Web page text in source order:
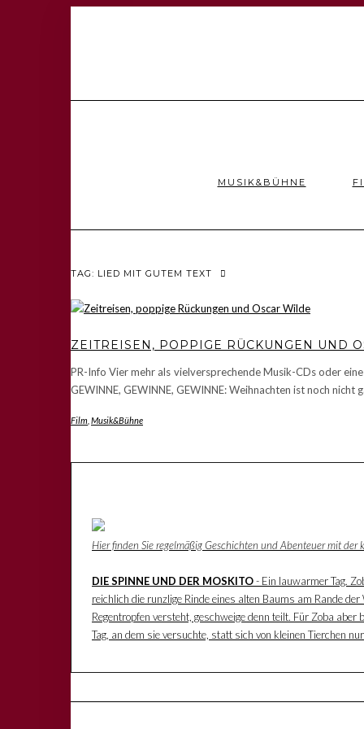
MUSIK&BÜHNE
TAG: LIED MIT GUTEM TEXT
ZEITREISEN, POPPIGE RÜCKUNGEN UND
PR-Info Vier mehr als vielversprechende Musik-CDs oder
GEWINNE, GEWINNE, GEWINNE: Weihnachten ist noch
Film Musik&Bühne
Hier finden Sie regelmäßig Geschichten und Abenteuer mit
DIE SPINNE UND DER MOSKITO- Ein lauwarmer Tag.
reichlich die runzlige Rinde eines alten Baums am Rande
Regentropfen versteht, geschweige denn teilt. Für Zoba
Tag, an dem sie versuchte, statt sich von kleinen Tierchen